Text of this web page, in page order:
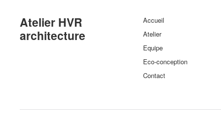
Atelier HVR
architecture
Accueil
Atelier
Equipe
Eco-conception
Contact